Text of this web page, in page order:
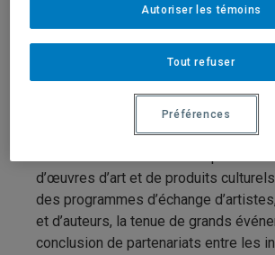
verte de chaque société en tenant
culturels, sociaux, économiques,
territoriaux des projets.
Encourager les échanges entre les
renforçant mutuellement leur
d’œuvres d’art et de produits
des programmes d’échange
et d’auteurs, la tenue de grands
conclusion de partenariats entre les
Tout refuser
Autoriser les témoins
Préférences